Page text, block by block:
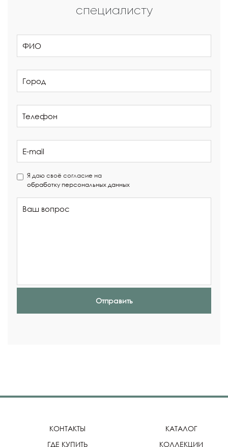
специалисту
Я даю своё согласие на
обработку персональных данных
Отправить
КОНТАКТЫ
ГДЕ КУПИТЬ
КАТАЛОГ
КОЛЛЕКЦИИ